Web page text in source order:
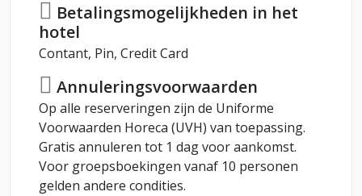
Betalingsmogelijkheden in het
hotel
Contant, Pin, Credit Card
Annuleringsvoorwaarden
Op alle reserveringen zijn de Uniforme
Voorwaarden Horeca (UVH) van toepassing.
Gratis annuleren tot 1 dag voor aankomst.
Voor groepsboekingen vanaf 10 personen
gelden andere condities.